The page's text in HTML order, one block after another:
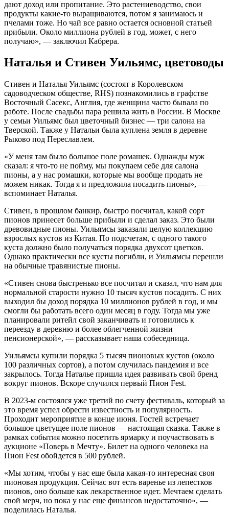
дают доход или пропитание. Это растениеводство, свои
продукты какие-то выращиваются, потом я занимаюсь и
пчелами тоже. Но чай все равно остается основной статьей
прибыли. Около миллиона рублей в год, может, с него
получаю», — заключил Кабрера.
Наталья и Стивен Уильямс, цветоводы
Стивен и Наталья Уильямс (состоят в Королевском
садоводческом обществе, RHS) познакомились в графстве
Восточный Сасекс, Англия, где женщина часто бывала по
работе. После свадьбы пара решила жить в России. В Москве
у семьи Уильямс был цветочный бизнес — три салона на
Тверской. Также у Натальи была куплена земля в деревне
Рыково под Переславлем.
«У меня там было большое поле ромашек. Однажды муж
сказал: я что-то не пойму, мы покупаем себе для салона
пионы, а у нас ромашки, которые мы вообще продать не
можем никак. Тогда я и предложила посадить пионы», —
вспоминает Наталья.
Стивен, в прошлом банкир, быстро посчитал, какой сорт
пионов принесет больше прибыли и сделал заказ. Это были
древовидные пионы. Уильямсы заказали целую коллекцию
взрослых кустов из Китая. По подсчетам, с одного такого
куста должно было получаться порядка двухсот цветков.
Однако практически все кусты погибли, и Уильямсы перешли
на обычные травянистые пионы.
«Стивен снова быстренько все посчитал и сказал, что нам для
нормальной старости нужно 10 тысяч кустов посадить. С них
выходил бы доход порядка 10 миллионов рублей в год, и мы
смогли бы работать всего один месяц в году. Тогда мы уже
планировали ритейл свой заканчивать и готовились к
переезду в деревню и более облегченной жизни
пенсионерской», — рассказывает наша собеседница.
Уильямсы купили порядка 5 тысяч пионовых кустов (около
100 различных сортов), а потом случилась пандемия и все
закрылось. Тогда Наталье пришла идея развивать свой бренд
вокруг пионов. Вскоре случился первый Пион Fest.
В 2023-м состоялся уже третий по счету фестиваль, который за
это время успел обрести известность и популярность.
Проходит мероприятие в конце июня. Гостей встречает
большое цветущее поле пионов — настоящая сказка. Также в
рамках события можно посетить ярмарку и поучаствовать в
аукционе «Поверь в Мечту». Билет на одного человека на
Пион Fest обойдется в 500 рублей.
«Мы хотим, чтобы у нас еще была какая-то интересная своя
пионовая продукция. Сейчас вот есть варенье из лепестков
пионов, оно больше как лекарственное идет. Мечтаем сделать
свой мерч, но пока у нас еще финансов недостаточно», —
поделилась Наталья.